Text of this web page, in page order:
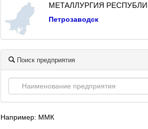
МЕТАЛЛУРГИЯ
Петрозаводск
Поиск предприятия
Например: ММК